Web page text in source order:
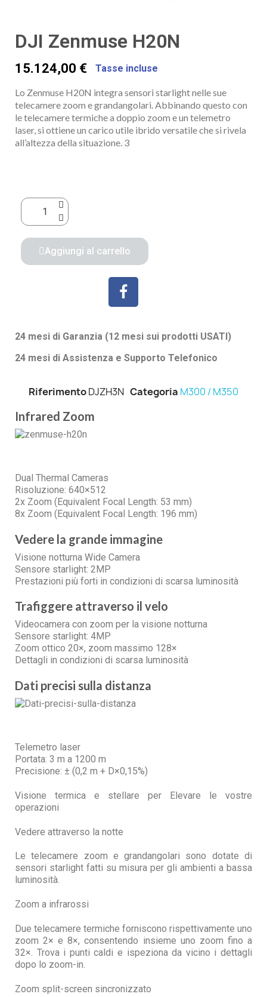
DJI Zenmuse H20N
15.124,00 € Tasse incluse
Lo Zenmuse H20N integra sensori starlight nelle sue
telecamere zoom e grandangolari. Abbinando questo con
le telecamere termiche a doppio zoom e un telemetro
laser, si ottiene un carico utile ibrido versatile che si rivela
all’altezza della situazione. 3
Aggiungi al carrello
24 mesi di Garanzia (12 mesi sui prodotti USATI)
24 mesi di Assistenza e Supporto Telefonico
RiferimentoDJZH3N Categoria M300 / M350
Infrared Zoom
Dual Thermal Cameras
Risoluzione: 640×512
2x Zoom (Equivalent Focal Length: 53 mm)
8x Zoom (Equivalent Focal Length: 196 mm)
Vedere la grande immagine
Visione notturna Wide Camera
Sensore starlight: 2MP
Prestazioni più forti in condizioni di scarsa luminosità
Trafiggere attraverso il velo
Videocamera con zoom per la visione notturna
Sensore starlight: 4MP
Zoom ottico 20×, zoom massimo 128×
Dettagli in condizioni di scarsa luminosità
Dati precisi sulla distanza
Telemetro laser
Portata: 3 m a 1200 m
Precisione: ± (0,2 m + D×0,15%)
Visione termica e stellare per Elevare le vostre
operazioni
Vedere attraverso la notte
Le telecamere zoom e grandangolari sono dotate di
sensori starlight fatti su misura per gli ambienti a bassa
luminosità.
Zoom a infrarossi
Due telecamere termiche forniscono rispettivamente uno
zoom 2× e 8×, consentendo insieme uno zoom fino a
32×. Trova i punti caldi e ispeziona da vicino i dettagli
dopo lo zoom-in.
Zoom split-screen sincronizzato